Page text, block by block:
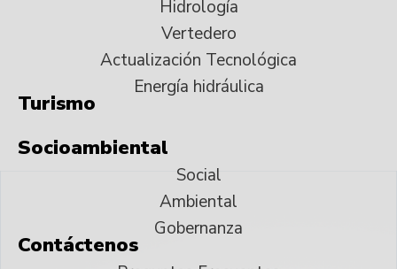
Hidrología
Vertedero
Actualización Tecnológica
Energía hidráulica
Turismo
Socioambiental
Social
Ambiental
Gobernanza
Contáctenos